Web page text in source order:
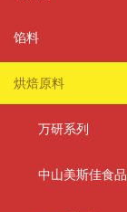
馅料
烘焙原料
万研系列
中山美斯佳食品